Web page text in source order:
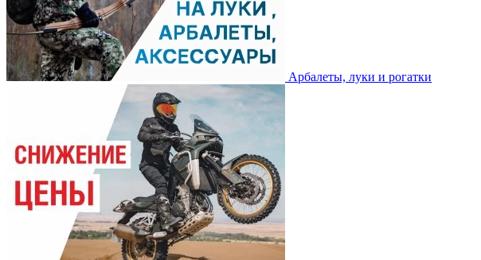
Арбалеты, луки и рогатки